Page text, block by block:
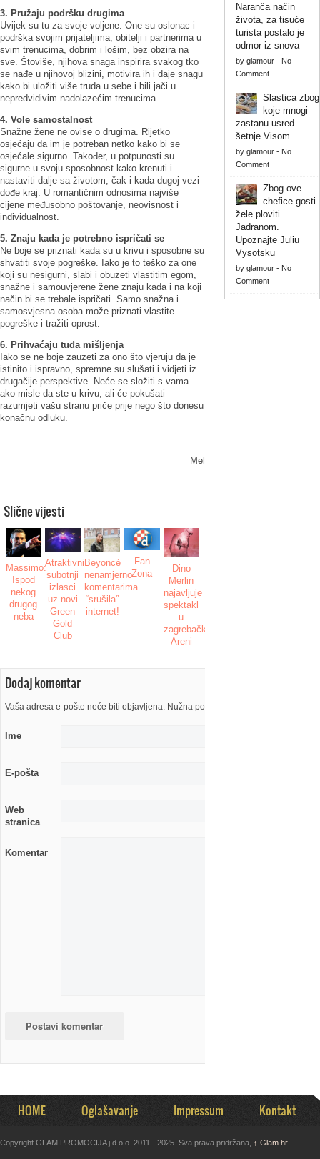
3. Pružaju podršku drugima
Uvijek su tu za svoje voljene. One su oslonac i
podrška svojim prijateljima, obitelji i partnerima u
svim trenucima, dobrim i lošim, bez obzira na
sve. Štoviše, njihova snaga inspirira svakog tko
se nađe u njihovoj blizini, motivira ih i daje snagu
kako bi uložiti više truda u sebe i bili jači u
nepredvidivim nadolazećim trenucima.
4. Vole samostalnost
Snažne žene ne ovise o drugima. Rijetko
osjećaju da im je potreban netko kako bi se
osjećale sigurno. Također, u potpunosti su
sigurne u svoju sposobnost kako krenuti i
nastaviti dalje sa životom, čak i kada dugoj vezi
dođe kraj. U romantičnim odnosima najviše
cijene međusobno poštovanje, neovisnost i
individualnost.
5. Znaju kada je potrebno ispričati se
Ne boje se priznati kada su u krivu i sposobne su
shvatiti svoje pogreške. Iako je to teško za one
koji su nesigurni, slabi i obuzeti vlastitim egom,
snažne i samouvjerene žene znaju kada i na koji
način bi se trebale ispričati. Samo snažna i
samosvjesna osoba može priznati vlastite
pogreške i tražiti oprost.
6. Prihvaćaju tuđa mišljenja
Iako se ne boje zauzeti za ono što vjeruju da je
istinito i ispravno, spremne su slušati i vidjeti iz
drugačije perspektive. Neće se složiti s vama
ako misle da ste u krivu, ali će pokušati
razumjeti vašu stranu priče prije nego što donesu
konačnu odluku.
Mel
Slične vijesti
Massimo:
Ispod
nekog
drugog
neba
Atraktivni
subotnji
izlasci
uz novi
Green
Gold
Club
Beyoncé
nenamjerno
komentarima
“srušila”
internet!
Fan
Zona
Dino
Merlin
najavljuje
spektakl
u
zagrebačkoj
Areni
Dodaj komentar
Vaša adresa e-pošte neće biti objavljena. Nužna polja su označena s
Ime
E-pošta
Web
stranica
Komentar
Naranča način
života, za tisuće
turista postalo je
odmor iz snova
by glamour- No
Comment
Slastica zbog
koje mnogi
zastanu usred
šetnje Visom
by glamour- No
Comment
Zbog ove
chefice gosti
žele ploviti
Jadranom.
Upoznajte Juliu
Vysotsku
by glamour- No
Comment
HOME Oglašavanje Impressum Kontakt
Copyright GLAM PROMOCIJA j.d.o.o. 2011 - 2025. Sva prava pridržana, ↑ Glam.hr